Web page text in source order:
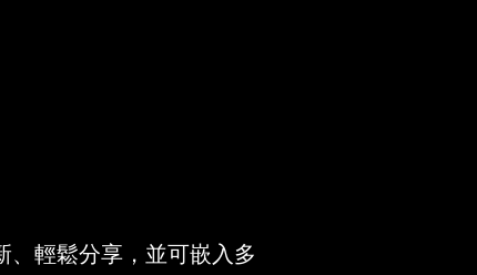
輕鬆分享，並可嵌入多